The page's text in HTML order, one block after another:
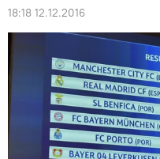
18:18 12.12.2016